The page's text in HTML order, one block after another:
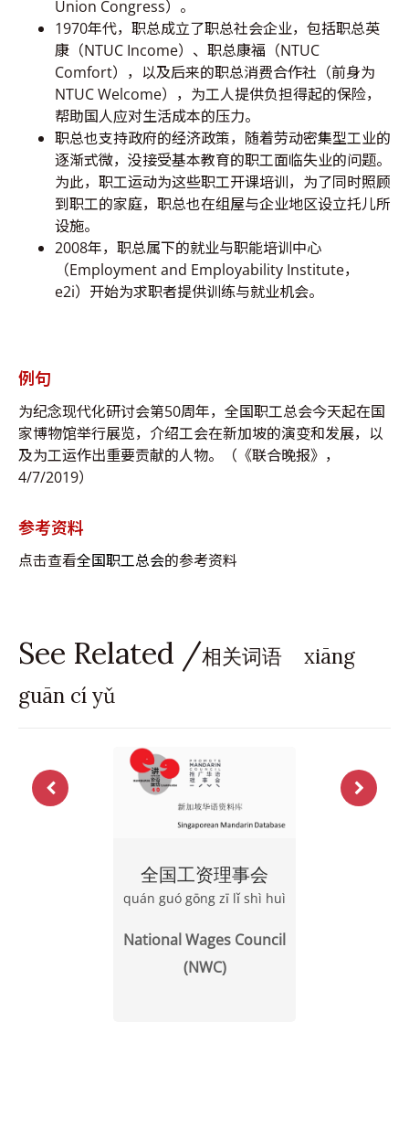
Union Congress）。
1970年代，职总成立了职总社会企业，包括职总英
康（NTUC Income）、职总康福（NTUC
Comfort），以及后来的职总消费合作社（前身为
NTUC Welcome），为工人提供负担得起的保险，
帮助国人应对生活成本的压力。
职总也支持政府的经济政策，随着劳动密集型工业的
逐渐式微，没接受基本教育的职工面临失业的问题。
为此，职工运动为这些职工开课培训，为了同时照顾
到职工的家庭，职总也在组屋与企业地区设立托儿所
设施。
2008年，职总属下的就业与职能培训中心
（Employment and Employability Institute，
e2i）开始为求职者提供训练与就业机会。
例句
为纪念现代化研讨会第50周年，全国职工总会今天起在国
家博物馆举行展览，介绍工会在新加坡的演变和发展，以
及为工运作出重要贡献的人物。（《联合晚报》，
4/7/2019）
参考资料
点击查看全国职工总会的参考资料
See Related /相关词语 xiāng
guān cí yǔ
全国工资理事会
quán guó gōng zī lǐ shì huì
National Wages Council
(NWC)